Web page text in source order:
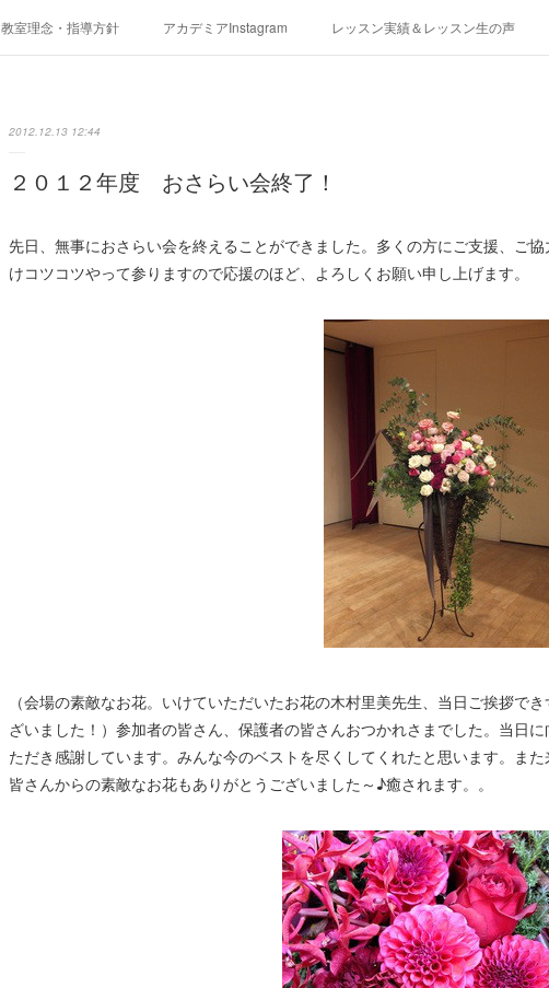
教室理念・指導方針 アカデミアInstagram レッスン実績＆レッスン生の声
2012.12.13 12:44
２０１２年度 おさらい会終了！
先日、無事におさらい会を終えることができました。多くの方にご支援、ご
けコツコツやって参りますので応援のほど、よろしくお願い申し上げます。
（会場の素敵なお花。いけていただいたお花の木村里美先生、当日ご挨拶で
ざいました！）参加者の皆さん、保護者の皆さんおつかれさまでした。当日
ただき感謝しています。みんな今のベストを尽くしてくれたと思います。ま
皆さんからの素敵なお花もありがとうございました～♪癒されます。。